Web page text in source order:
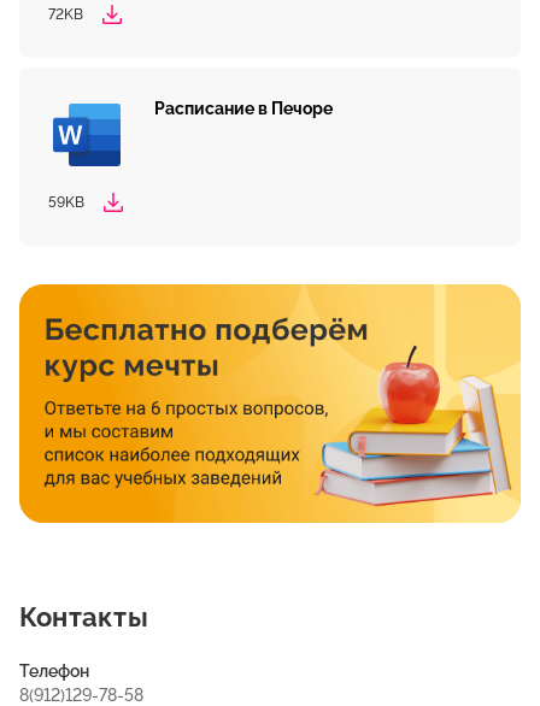
72KB
Расписание в Печоре
59KB
Контакты
Телефон
8(912)129-78-58